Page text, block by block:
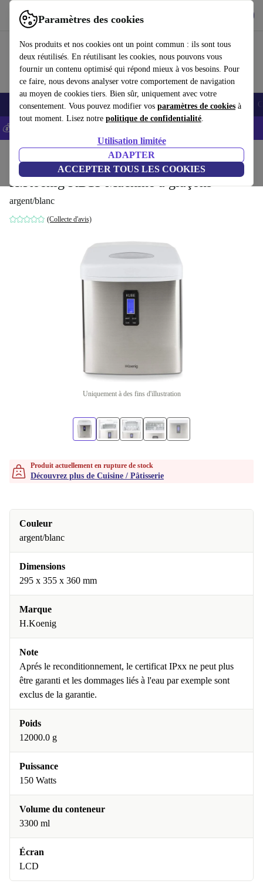
Paramètres des cookies
Nos produits et nos cookies ont un point commun : ils sont tous
deux réutilisés. En réutilisant les cookies, nous pouvons vous
fournir un contenu optimisé qui répond mieux à vos besoins. Pour
ce faire, nous devons analyser votre comportement de navigation
au moyen de cookies tiers. Bien sûr, uniquement avec votre
consentement. Vous pouvez modifier vos paramètres de cookies à
tout moment. Lisez notre politique de confidentialité.
Utilisation limitée
ADAPTER
ACCEPTER TOUS LES COOKIES
Utilisez refurbed rapidement et facilement
Smartphones Laptops Tablettes Montres connectées Accessoires
💰-5% EXTRA sur les iPhones – Code: IPHONEDEAL -
Appareils de cuisine
H.Koenig KB15 Machine à glaçons
argent/blanc
(Collecte d'avis)
Uniquement à des fins d'illustration
Produit actuellement en rupture de stock
Découvrez plus de Cuisine / Pâtisserie
Couleur
argent/blanc
Dimensions
295 x 355 x 360 mm
Marque
H.Koenig
Note
Aprés le reconditionnement, le certificat IPxx ne peut plus
être garanti et les dommages liés à l'eau par exemple sont
exclus de la garantie.
Poids
12000.0 g
Puissance
150 Watts
Volume du conteneur
3300 ml
Écran
LCD